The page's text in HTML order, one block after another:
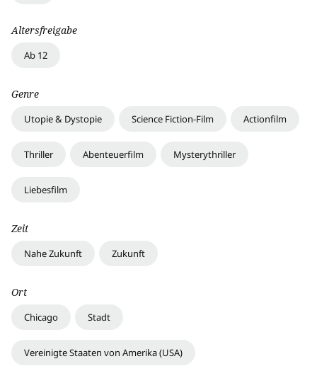
Altersfreigabe
Ab 12
Genre
Utopie & Dystopie Science Fiction-Film Actionfilm
Thriller Abenteuerfilm Mysterythriller
Liebesfilm
Zeit
Nahe Zukunft Zukunft
Ort
Chicago Stadt
Vereinigte Staaten von Amerika (USA)